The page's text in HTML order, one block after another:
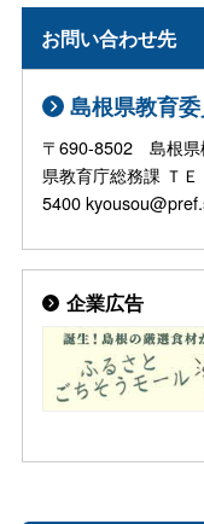
お問い合わせ先
島根県教育
〒690-8502 島根県
県教育庁総務課 Ｔ
5400
企業広告